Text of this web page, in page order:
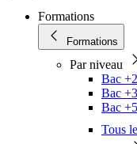
Formations
Formations
Par niveau
Bac +2
Bac +3
Bac +5
Tous